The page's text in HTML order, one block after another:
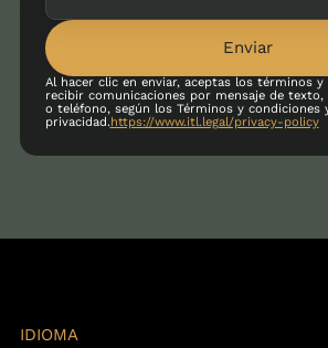
Enviar
Al hacer clic en enviar, aceptas los términos y
recibir comunicaciones por mensaje de
o teléfono, según los Términos y condiciones
privacidad.https://www.itl.legal/privacy-policy
IDIOMA